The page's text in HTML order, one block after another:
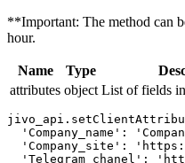
**Important: The method can
hour.
Name Type
attributes object List of fields
'Company_name':
'Company_site':
'Telegram_chanel':